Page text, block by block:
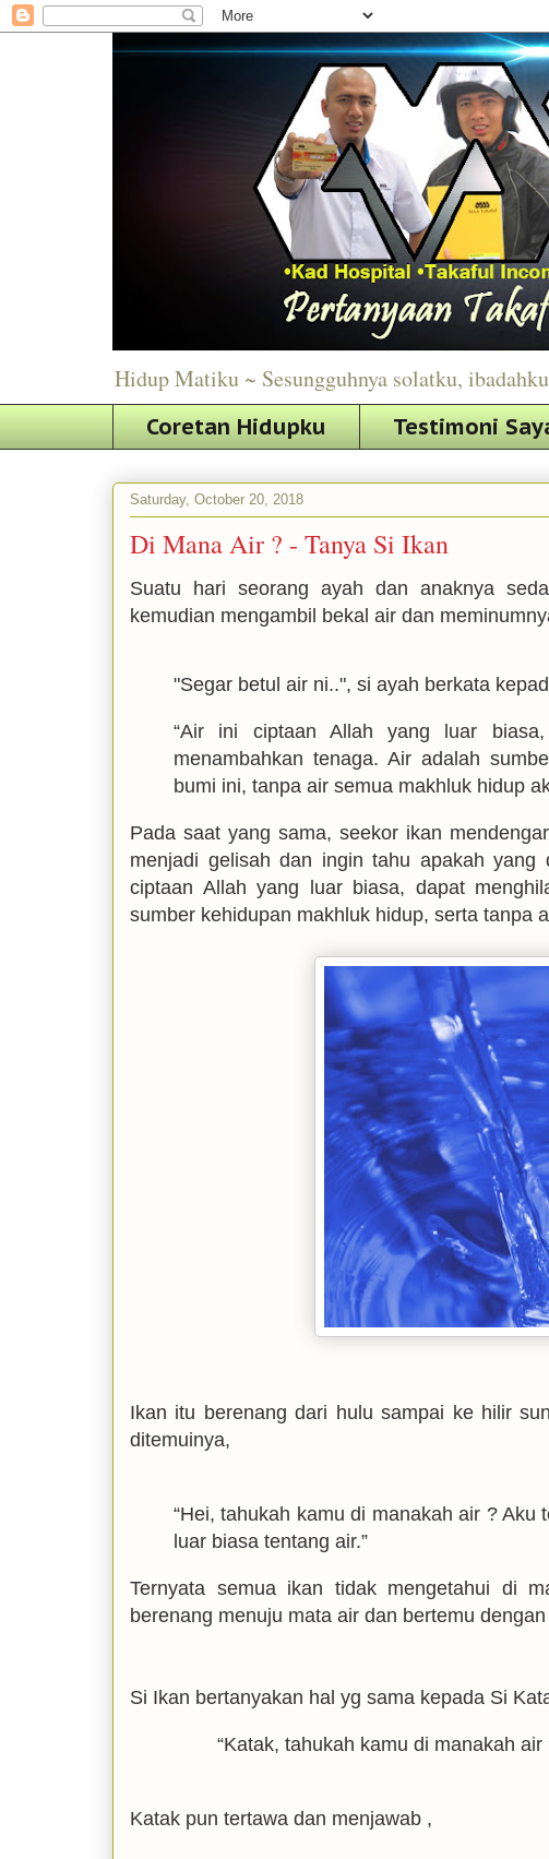
Hidup Matiku ~ Sesungguhnya solatku,
Coretan Hidupku Testimoni
Saturday, October 20, 2018
Di Mana Air ? - Tanya Si Ikan
Suatu hari seorang ayah dan anaknya
kemudian mengambil bekal air dan
"Segar betul air ni..", si ayah berkata
“Air ini ciptaan Allah yang luar
menambahkan tenaga. Air adalah
bumi ini, tanpa air semua makhluk hidup
Pada saat yang sama, seekor ikan
menjadi gelisah dan ingin tahu apakah yang
ciptaan Allah yang luar biasa, dapat
sumber kehidupan makhluk hidup, serta tanpa
Ikan itu berenang dari hulu sampai ke hilir
ditemuinya,
“Hei, tahukah kamu di manakah air ?
luar biasa tentang air.”
Ternyata semua ikan tidak mengetahui di
berenang menuju mata air dan bertemu
Si Ikan bertanyakan hal yg sama kepada Si
“Katak, tahukah kamu di manakah air
Katak pun tertawa dan menjawab ,